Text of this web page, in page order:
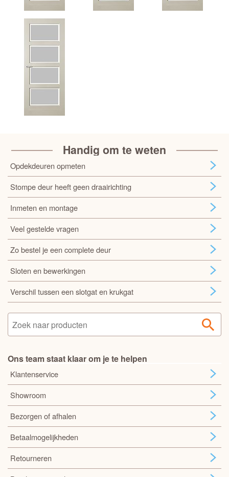
Handig om te weten
Opdekdeuren opmeten
Stompe deur heeft geen draairichting
Inmeten en montage
Veel gestelde vragen
Zo bestel je een complete deur
Sloten en bewerkingen
Verschil tussen een slotgat en krukgat
Ons team staat klaar om je te helpen
Klantenservice
Showroom
Bezorgen of afhalen
Betaalmogelijkheden
Retourneren